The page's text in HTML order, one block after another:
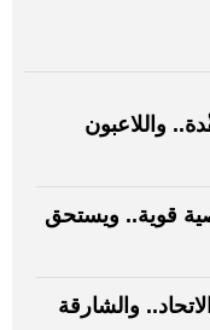
واللاعبون
قوية.. ويستحق
والشارقة